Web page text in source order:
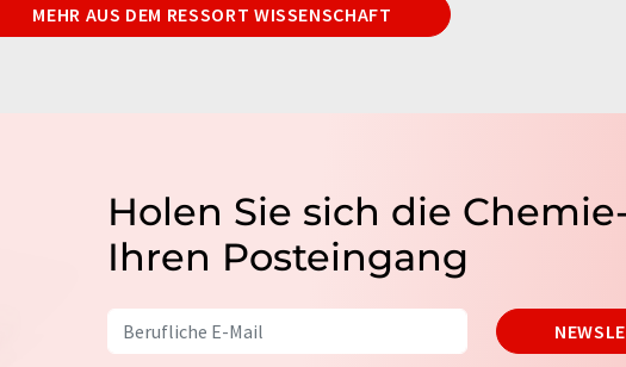
MEHR AUS DEM RESSORT WISSENSCHAFT
Holen Sie sich die
Ihren Posteingang